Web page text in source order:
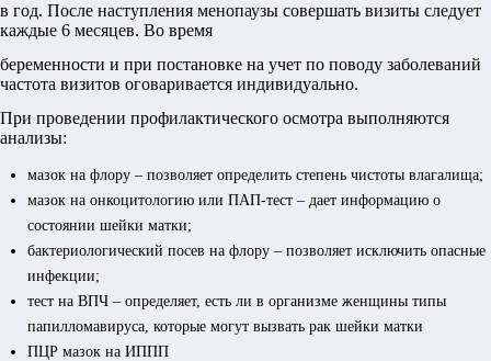
в год. После наступления менопаузы совершать визиты следует
каждые 6 месяцев. Во время
беременности и при постановке на учет по поводу заболеваний
частота визитов оговаривается индивидуально.
При проведении профилактического осмотра выполняются
анализы:
мазок на флору – позволяет определить степень чистоты влагалища;
мазок на онкоцитологию или ПАП-тест – дает информацию о
состоянии шейки матки;
бактериологический посев на флору – позволяет исключить опасные
инфекции;
тест на ВПЧ – определяет, есть ли в организме женщины типы
папилломавируса, которые могут вызвать рак шейки матки
ПЦР мазок на ИППП